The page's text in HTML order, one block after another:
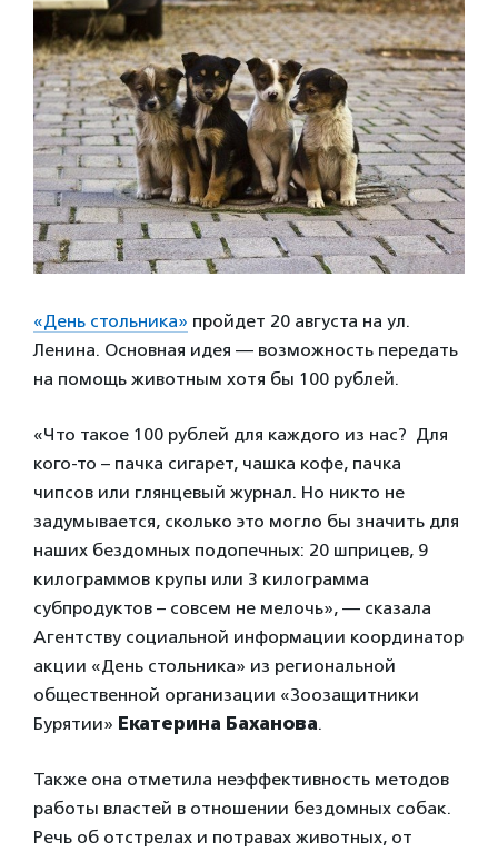
«День стольника» пройдет 20 августа на ул.
Ленина. Основная идея — возможность передать
на помощь животным хотя бы 100 рублей.
«Что такое 100 рублей для каждого из нас? Для
кого-то – пачка сигарет, чашка кофе, пачка
чипсов или глянцевый журнал. Но никто не
задумывается, сколько это могло бы значить для
наших бездомных подопечных: 20 шприцев, 9
килограммов крупы или 3 килограмма
субпродуктов – совсем не мелочь», — сказала
Агентству социальной информации координатор
акции «День стольника» из региональной
общественной организации «Зоозащитники
Бурятии» Екатерина Баханова.
Также она отметила неэффективность методов
работы властей в отношении бездомных собак.
Речь об отстрелах и потравах животных, от